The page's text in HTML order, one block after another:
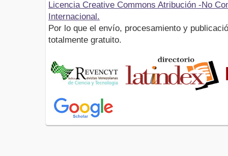
Licencia Creative Commons Atribución -No
Internacional.
Por lo que el envío, procesamiento y
totalmente gratuito.